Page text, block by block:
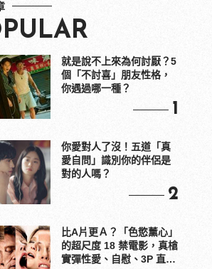
就是說不上來為何討厭？5
個「不討喜」朋友性格，
你遇過哪一種？
1
你愛對人了沒！五道「真
愛自問」識別你的伴侶是
對的人嗎？
2
比A片更Ａ？「色慾薰心」
的超尺度 18 禁電影，真槍
實彈性愛、自慰、3P 直接